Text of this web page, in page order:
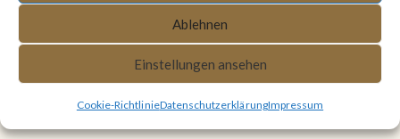
Ablehnen
Einstellungen ansehen
Cookie-RichtlinieDatenschutzerklärungImpressum
Copyright © 2009-2026. Alle Rechte vorbehalten.